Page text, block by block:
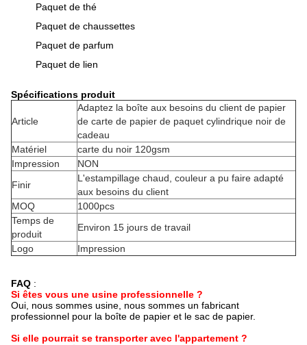
Paquet de thé
Paquet de chaussettes
Paquet de parfum
Paquet de lien
Spécifications produit
Article
Adaptez la boîte aux besoins du client de papier
de carte de papier de paquet cylindrique noir de
cadeau
Matériel
carte du noir 120gsm
Impression
NON
Finir
L'estampillage chaud, couleur a pu faire adapté
aux besoins du client
MOQ
1000pcs
Temps de
produit
Environ 15 jours de travail
Logo
Impression
FAQ :
Si êtes vous une usine professionnelle ?
Oui, nous sommes usine, nous sommes un fabricant
professionnel pour la boîte de papier et le sac de papier.
Si elle pourrait se transporter avec l'appartement ?